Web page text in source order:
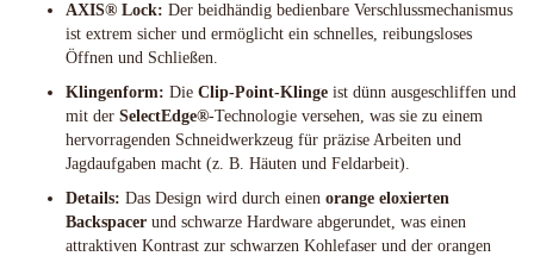
AXIS® Lock: Der beidhändig bedienbare Verschlussmechanismus
ist extrem sicher und ermöglicht ein schnelles, reibungsloses
Öffnen und Schließen.
Klingenform: Die Clip-Point-Klinge ist dünn ausgeschliffen und
mit der SelectEdge®-Technologie versehen, was sie zu einem
hervorragenden Schneidwerkzeug für präzise Arbeiten und
Jagdaufgaben macht (z. B. Häuten und Feldarbeit).
Details: Das Design wird durch einen orange eloxierten
Backspacer und schwarze Hardware abgerundet, was einen
attraktiven Kontrast zur schwarzen Kohlefaser und der orangen